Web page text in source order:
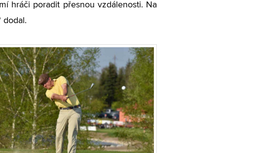
hráči poradit přesnou vzdálenosti. Na
dodal.